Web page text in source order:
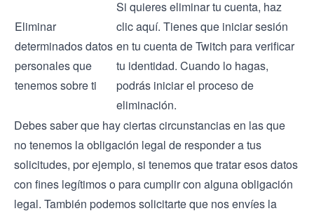
Eliminar
determinados datos
personales que
tenemos sobre ti
Si quieres eliminar tu cuenta, haz
clicaquí. Tienes que iniciar sesión
en tu cuenta de Twitch para verificar
tu identidad. Cuando lo hagas,
podrás iniciar el proceso de
eliminación.
Debes saber que hay ciertas circunstancias en las que
no tenemos la obligación legal de responder a tus
solicitudes, por ejemplo, si tenemos que tratar esos datos
con fines legítimos o para cumplir con alguna obligación
legal. También podemos solicitarte que nos envíes la